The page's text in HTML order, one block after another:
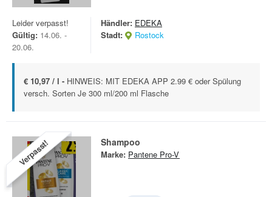
Leider verpasst!
Gültig: 14.06. -
20.06.
Händler: EDEKA
Stadt:
Rostock
€ 10,97 / l - HINWEIS: MIT EDEKA APP 2.99 € oder Spülung
versch. Sorten Je 300 ml/200 ml Flasche
Verpasst! Shampoo
Marke: Pantene Pro-V